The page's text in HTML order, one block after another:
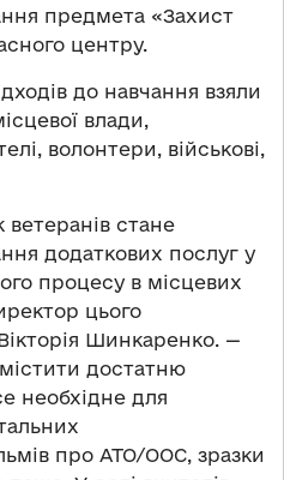
предмета «Захист
центру.
до навчання взяли
влади,
волонтери, військові,
ветеранів стане
додаткових послуг у
процесу в місцевих
цього
Шинкаренко. —
достатню
необхідне для
про АТО/ООС, зразки